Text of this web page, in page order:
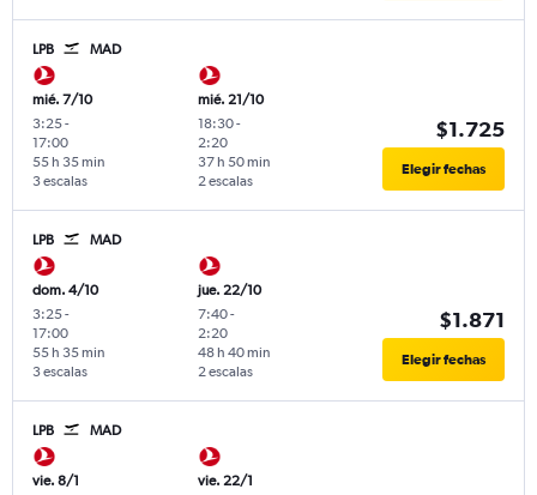
LPB MAD
mié. 7/10
3:25-
17:00
3 escalas
55 h 35 min
mié. 21/10
18:30-
2:20
2 escalas
37 h 50 min
$1.725
Elegir fechas
LPB MAD
dom. 4/10
3:25-
17:00
3 escalas
55 h 35 min
jue. 22/10
7:40-
2:20
2 escalas
48 h 40 min
$1.871
Elegir fechas
LPB MAD
vie. 8/1
vie. 22/1